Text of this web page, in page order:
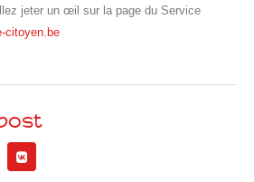
jeter un œil sur la page du Service
citoyen.be